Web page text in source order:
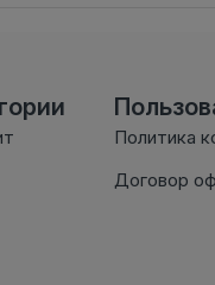
Политика
Договор